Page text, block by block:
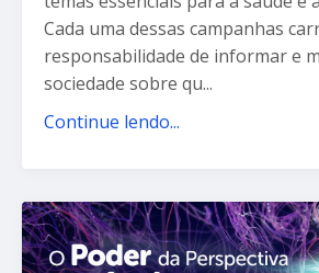
Cada uma dessas campanhas
responsabilidade de informar e
sociedade sobre qu...
Continue lendo...